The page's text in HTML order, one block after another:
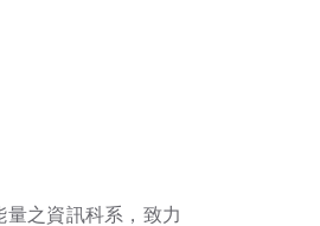
之資訊科系，致力